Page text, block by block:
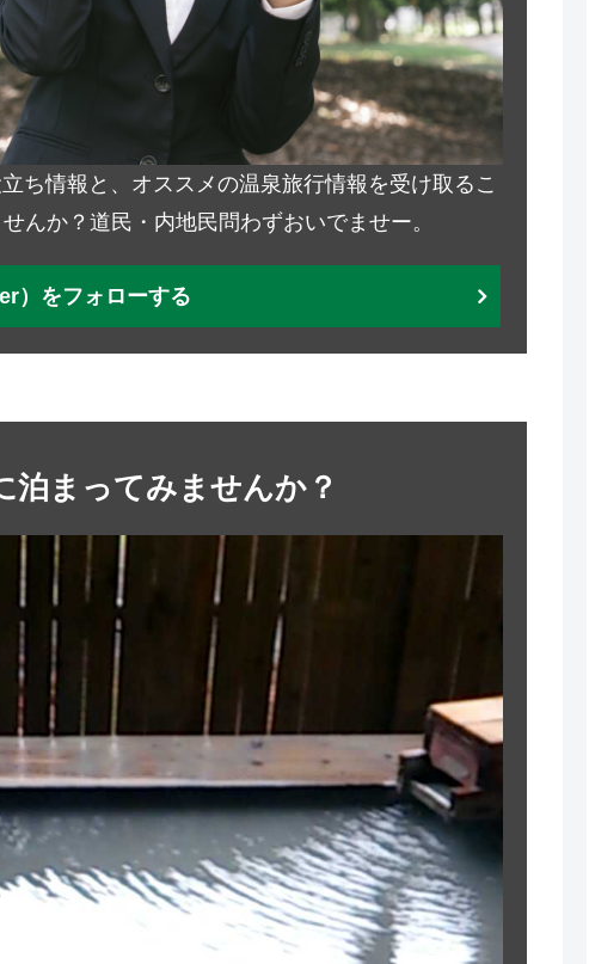
ち情報と、オススメの温泉旅行情報を受け取るこ
んか？道民・内地民問わずおいでませー。
）をフォローする
泊まってみませんか？